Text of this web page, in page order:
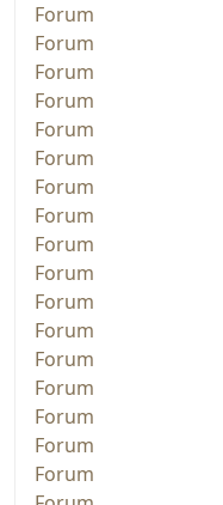
Forum
Forum
Forum
Forum
Forum
Forum
Forum
Forum
Forum
Forum
Forum
Forum
Forum
Forum
Forum
Forum
Forum